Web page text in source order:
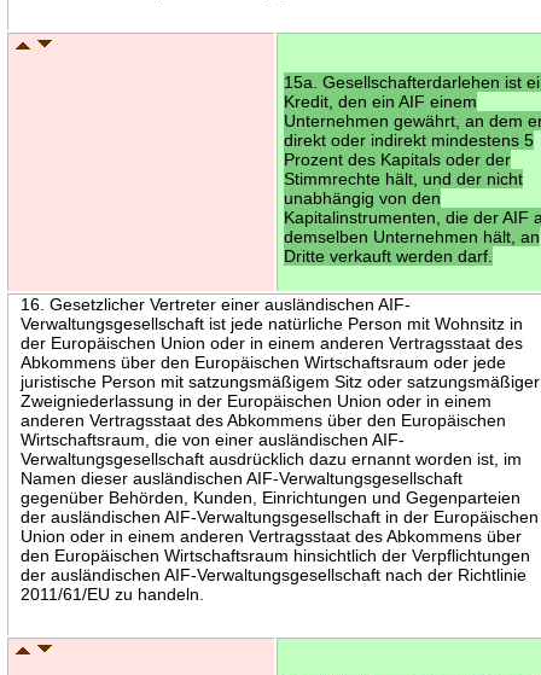
15a. Gesellschafterdarlehen ist
Kredit, den ein AIF einem
Unternehmen gewährt, an dem
direkt oder indirekt mindestens 5
Prozent des Kapitals oder der
Stimmrechte hält, und der nicht
unabhängig von den
Kapitalinstrumenten, die der AIF
demselben Unternehmen hält, an
Dritte verkauft werden darf.
16. Gesetzlicher Vertreter einer ausländischen AIF-
Verwaltungsgesellschaft ist jede natürliche Person mit Wohnsitz in
der Europäischen Union oder in einem anderen Vertragsstaat des
Abkommens über den Europäischen Wirtschaftsraum oder jede
juristische Person mit satzungsmäßigem Sitz oder satzungsmäßiger
Zweigniederlassung in der Europäischen Union oder in einem
anderen Vertragsstaat des Abkommens über den Europäischen
Wirtschaftsraum, die von einer ausländischen AIF-
Verwaltungsgesellschaft ausdrücklich dazu ernannt worden ist, im
Namen dieser ausländischen AIF-Verwaltungsgesellschaft
gegenüber Behörden, Kunden, Einrichtungen und Gegenparteien
der ausländischen AIF-Verwaltungsgesellschaft in der Europäischen
Union oder in einem anderen Vertragsstaat des Abkommens über
den Europäischen Wirtschaftsraum hinsichtlich der Verpflichtungen
der ausländischen AIF-Verwaltungsgesellschaft nach der Richtlinie
2011/61/EU zu handeln.